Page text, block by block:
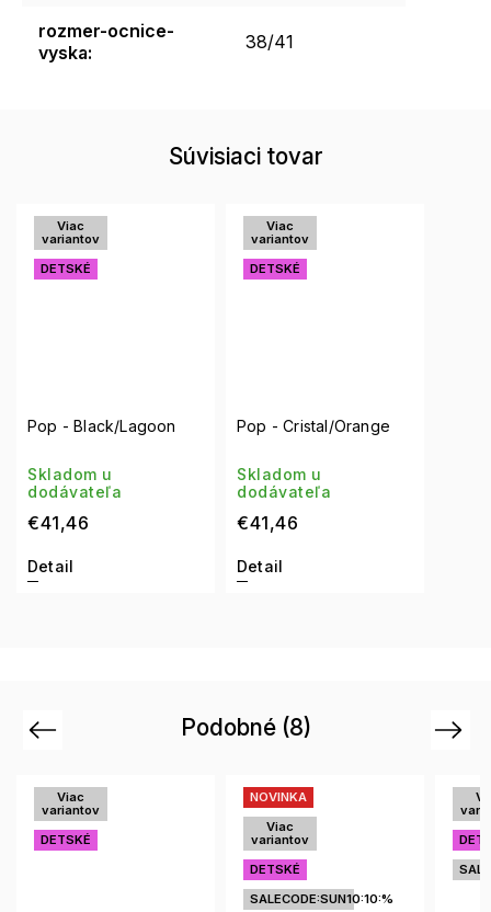
rozmer-ocnice-
vyska: 38/41
Súvisiaci tovar
Viac
variantov
DETSKÉ
Pop - Black/Lagoon
Skladom u
dodávateľa
€41,46
Detail
Viac
variantov
DETSKÉ
Pop - Cristal/Orange
Skladom u
dodávateľa
€41,46
Detail
Podobné (8)
Previous
NOVINKA
Viac
variantov
Viac
variantov
DETSKÉ
SALECODE:SUN10:10:%
Next